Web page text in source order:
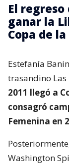
El
ganar la
Copa de
Estefanía
trasandino Las
2011 llegó a
consagró
Femenina en
Washington